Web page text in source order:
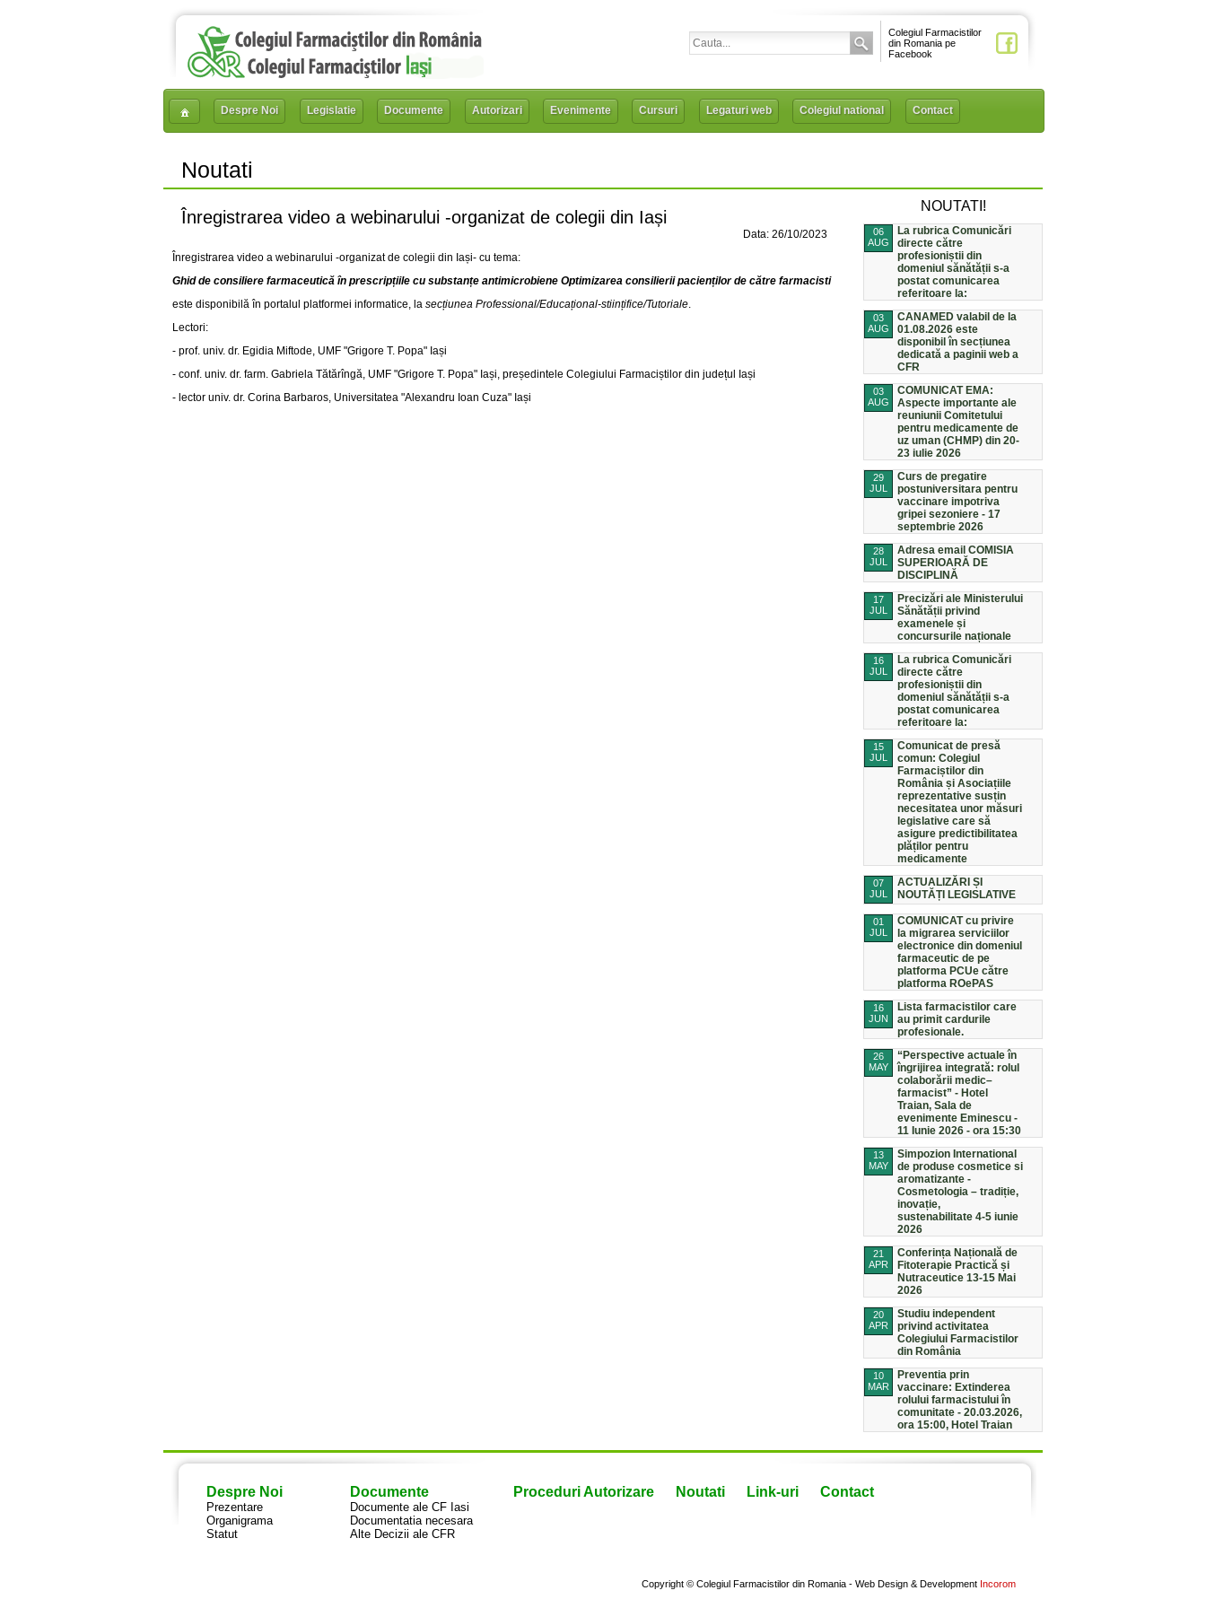
Colegiul Farmacistilor
din Romania pe
Facebook
Despre Noi Legislatie Documente Autorizari Evenimente Cursuri Legaturi web Colegiul national Contact
Noutati
Înregistrarea video a webinarului -organizat de colegii din Iași
Data: 26/10/2023
Înregistrarea video a webinarului -organizat de colegii din Iași- cu tema:
Ghid de consiliere farmaceutică în prescripțiile cu substanțe antimicrobiene Optimizarea consilierii pacienților de către farmacisti
este disponibilă în portalul platformei informatice, la secțiunea Professional/Educațional-stiințifice/Tutoriale.
Lectori:
- prof. univ. dr. Egidia Miftode, UMF "Grigore T. Popa" Iași
- conf. univ. dr. farm. Gabriela Tătărîngă, UMF "Grigore T. Popa" Iași, președintele Colegiului Farmaciștilor din județul Iași
- lector univ. dr. Corina Barbaros, Universitatea "Alexandru Ioan Cuza" Iași
NOUTATI!
06
AUG
La rubrica Comunicări
directe către
profesioniștii din
domeniul sănătății s-a
postat comunicarea
referitoare la:
03
AUG
CANAMED valabil de la
01.08.2026 este
disponibil în secțiunea
dedicată a paginii web a
CFR
03
AUG
COMUNICAT EMA:
Aspecte importante ale
reuniunii Comitetului
pentru medicamente de
uz uman (CHMP) din 20-
23 iulie 2026
29
JUL
Curs de pregatire
postuniversitara pentru
vaccinare impotriva
gripei sezoniere - 17
septembrie 2026
28
JUL
Adresa email COMISIA
SUPERIOARĂ DE
DISCIPLINĂ
17
JUL
Precizări ale Ministerului
Sănătății privind
examenele și
concursurile naționale
16
JUL
La rubrica Comunicări
directe către
profesioniștii din
domeniul sănătății s-a
postat comunicarea
referitoare la:
15
JUL
Comunicat de presă
comun: Colegiul
Farmaciștilor din
România și Asociațiile
reprezentative susțin
necesitatea unor măsuri
legislative care să
asigure predictibilitatea
plăților pentru
medicamente
07
JUL
ACTUALIZĂRI ȘI
NOUTĂȚI LEGISLATIVE
01
JUL
COMUNICAT cu privire
la migrarea serviciilor
electronice din domeniul
farmaceutic de pe
platforma PCUe către
platforma ROePAS
16
JUN
Lista farmacistilor care
au primit cardurile
profesionale.
26
MAY
“Perspective actuale în
îngrijirea integrată: rolul
colaborării medic–
farmacist” - Hotel
Traian, Sala de
evenimente Eminescu -
11 Iunie 2026 - ora 15:30
13
MAY
Simpozion International
de produse cosmetice si
aromatizante -
Cosmetologia – tradiție,
inovație,
sustenabilitate 4-5 iunie
2026
21
APR
Conferința Națională de
Fitoterapie Practică și
Nutraceutice 13-15 Mai
2026
20
APR
Studiu independent
privind activitatea
Colegiului Farmacistilor
din România
10
MAR
Preventia prin
vaccinare: Extinderea
rolului farmacistului în
comunitate - 20.03.2026,
ora 15:00, Hotel Traian
Despre Noi
Prezentare
Organigrama
Statut
Documente Proceduri Autorizare Noutati Link-uri Contact
Documente ale CF Iasi
Documentatia necesara
Alte Decizii ale CFR
Copyright © Colegiul Farmacistilor din Romania - Web Design & Development Incorom